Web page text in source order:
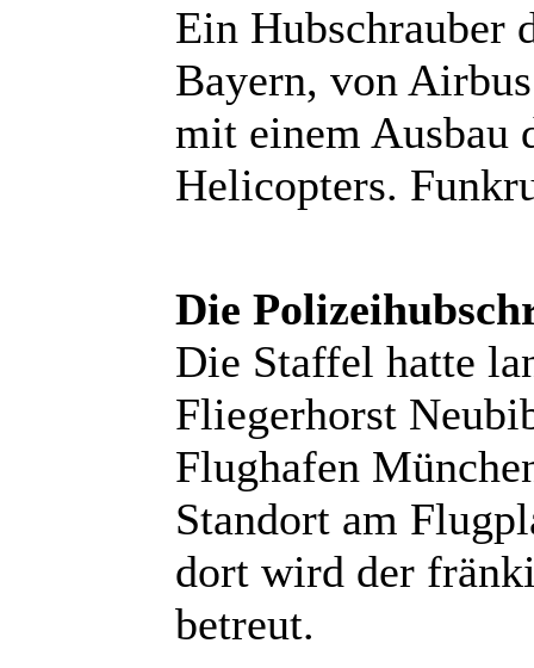
Ein Hubschrauber
Bayern, von
mit einem Ausbau
Helicopters.
Die
Die Staffel hatte
Fliegerhorst
Flughafen
Standort am
dort wird der
betreut.